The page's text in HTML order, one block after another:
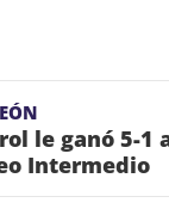
le ganó 5-1
Intermedio